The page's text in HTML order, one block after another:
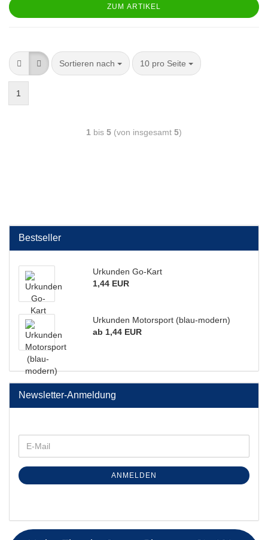
ZUM ARTIKEL
Sortieren nach 10 pro Seite
1
1 bis 5 (von insgesamt 5)
Bestseller
Urkunden Go-Kart
1,44 EUR
Urkunden Motorsport (blau-modern)
ab 1,44 EUR
Newsletter-Anmeldung
ANMELDEN